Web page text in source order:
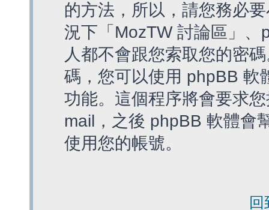
的方法，所以，請您務必
況下「MozTW 討論區」
人都不會跟您索取您的密
碼，您可以使用 phpBB 軟
功能。這個程序將會要求
mail，之後 phpBB 軟體會
使用您的帳號。